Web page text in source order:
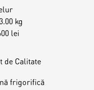
kg
lei
de Calitate
frigorifică